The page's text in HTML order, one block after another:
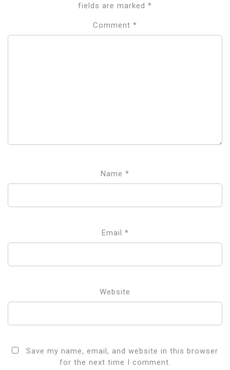
fields are marked *
Comment *
Name *
Email *
Website
Save my name, email, and website in this browser
for the next time I comment.